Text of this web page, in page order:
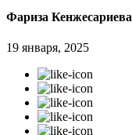
Фариза Кенжесариева
19 января, 2025